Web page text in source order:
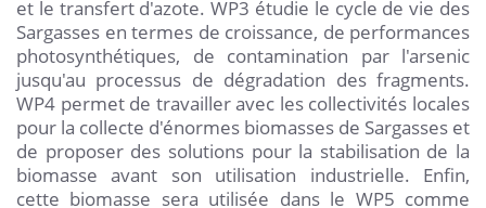
et le transfert d'azote. WP3 étudie le cycle de vie des
Sargasses en termes de croissance, de performances
photosynthétiques, de contamination par l'arsenic
jusqu'au processus de dégradation des fragments.
WP4 permet de travailler avec les collectivités locales
pour la collecte d'énormes biomasses de Sargasses et
de proposer des solutions pour la stabilisation de la
biomasse avant son utilisation industrielle. Enfin,
cette biomasse sera utilisée dans le WP5 comme